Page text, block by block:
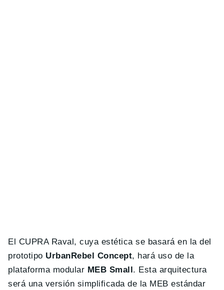
El CUPRA Raval, cuya estética se basará en la del
prototipo UrbanRebel Concept, hará uso de la
plataforma modular MEB Small. Esta arquitectura
será una versión simplificada de la MEB estándar